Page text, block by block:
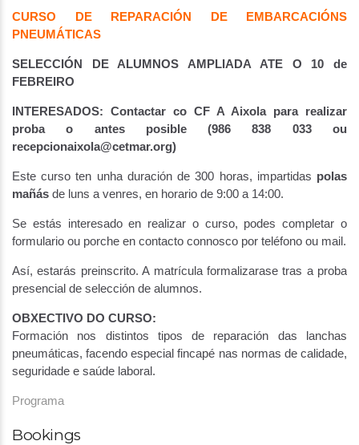
CURSO DE REPARACIÓN DE EMBARCACIÓNS
PNEUMÁTICAS
SELECCIÓN DE ALUMNOS AMPLIADA ATE O 10 de
FEBREIRO
INTERESADOS: Contactar co CF A Aixola para realizar
proba o antes posible (986 838 033 ou
recepcionaixola@cetmar.org)
Este curso ten unha duración de 300 horas, impartidas polas
mañás de luns a venres, en horario de 9:00 a 14:00.
Se estás interesado en realizar o curso, podes completar o
formulario ou porche en contacto connosco por teléfono ou mail.
Así, estarás preinscrito. A matrícula formalizarase tras a proba
presencial de selección de alumnos.
OBXECTIVO DO CURSO:
Formación nos distintos tipos de reparación das lanchas
pneumáticas, facendo especial fincapé nas normas de calidade,
seguridade e saúde laboral.
Programa
Bookings